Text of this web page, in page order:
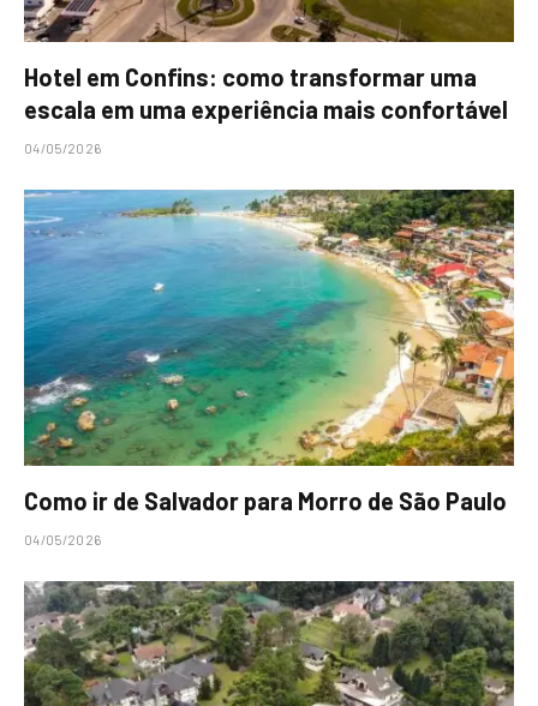
Hotel em Confins: como transformar uma
escala em uma experiência mais confortável
04/05/2026
Como ir de Salvador para Morro de São Paulo
04/05/2026